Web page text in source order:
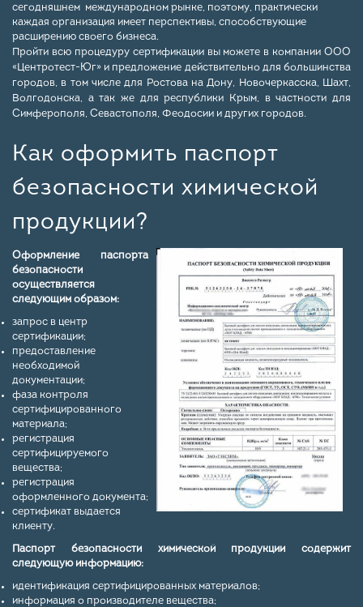
сегодняшнем международном рынке, поэтому, практически
каждая организация имеет перспективы, способствующие
расширению своего бизнеса.
Пройти всю процедуру сертификации вы можете в компании ООО
«Центротест-Юг» и предложение действительно для большинства
городов, в том числе для Ростова на Дону, Новочеркасска, Шахт,
Волгодонска, а так же для республики Крым, в частности для
Симферополя, Севастополя, Феодосии и других городов.
Как оформить паспорт
безопасности химической
продукции?
Оформление паспорта
безопасности
осуществляется
следующим образом:
запрос в центр
сертификации;
предоставление
необходимой
документации;
фаза контроля
сертифицированного
материала;
регистрация
сертифицируемого
вещества;
регистрация
оформленного документа;
сертификат выдается
клиенту.
Паспорт безопасности химической продукции содержит
следующую информацию:
идентификация сертифицированных материалов;
информация о производителе вещества;